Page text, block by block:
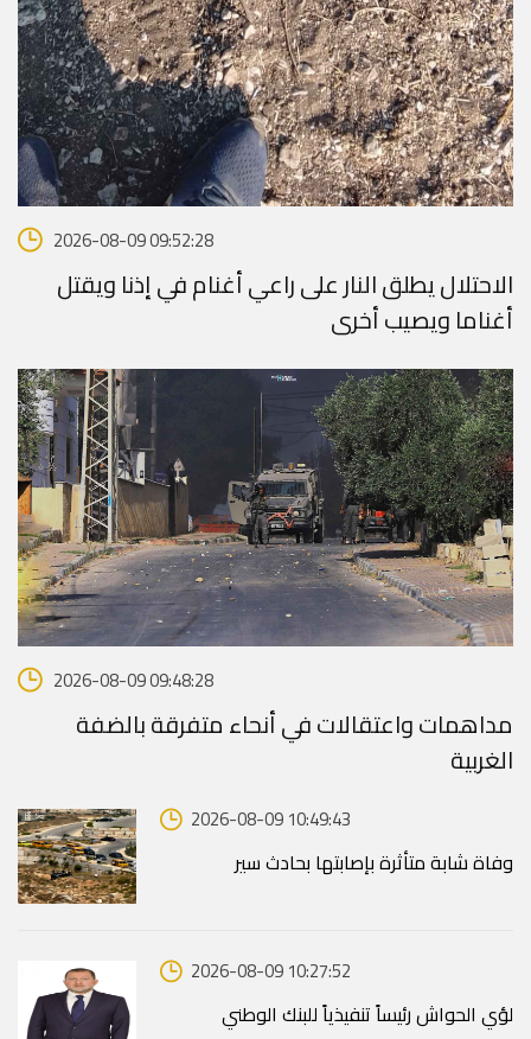
2026-08-09 09:52:28
الاحتلال يطلق النار على راعي أغنام في إذنا ويقتل
أغناما ويصيب أخرى
2026-08-09 09:48:28
مداهمات واعتقالات في أنحاء متفرقة بالضفة
الغربية
2026-08-09 10:49:43
وفاة شابة متأثرة بإصابتها بحادث سير
2026-08-09 10:27:52
لؤي الحواش رئيساً تنفيذياً للبنك الوطني